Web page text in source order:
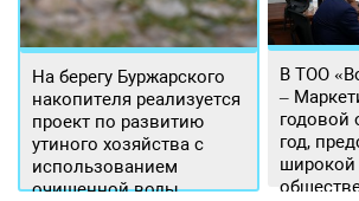
На берегу Буржарского
накопителя реализуется
проект по развитию
утиного хозяйства с
использованием
очищенной воды
В ТОО
–
годовой
год,
широкой